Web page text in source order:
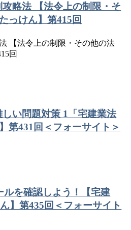
攻略法 【法令上の制限・そ
っけん】第415回
【法令上の制限・その他の法
回
しい問題対策 1「宅建業法
第431回＜フォーサイト＞
ルを確認しよう！【宅建
】第435回＜フォーサイト